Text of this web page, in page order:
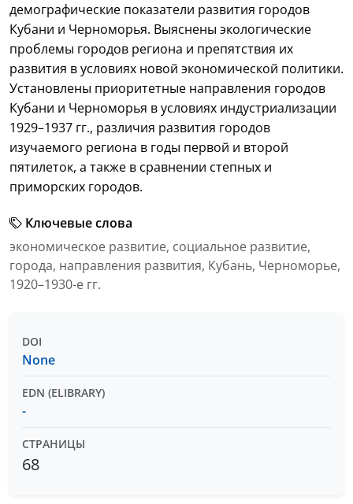
демографические показатели развития городов
Кубани и Черноморья. Выяснены экологические
проблемы городов региона и препятствия их
развития в условиях новой экономической политики.
Установлены приоритетные направления городов
Кубани и Черноморья в условиях индустриализации
1929–1937 гг., различия развития городов
изучаемого региона в годы первой и второй
пятилеток, а также в сравнении степных и
приморских городов.
Ключевые слова
экономическое развитие, социальное развитие,
города, направления развития, Кубань, Черноморье,
1920–1930-е гг.
DOI
None
EDN (ELIBRARY)
-
СТРАНИЦЫ
68